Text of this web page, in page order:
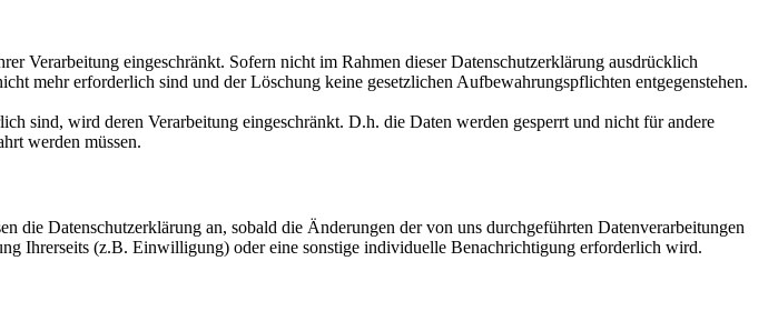
Verarbeitung eingeschränkt. Sofern nicht im Rahmen dieser Datenschutzerklärung ausdrücklich
mehr erforderlich sind und der Löschung keine gesetzlichen Aufbewahrungspflichten entgegenstehen.
sind, wird deren Verarbeitung eingeschränkt. D.h. die Daten werden gesperrt und nicht für andere
werden müssen.
die Datenschutzerklärung an, sobald die Änderungen der von uns durchgeführten Datenverarbeitungen
Ihrerseits (z.B. Einwilligung) oder eine sonstige individuelle Benachrichtigung erforderlich wird.